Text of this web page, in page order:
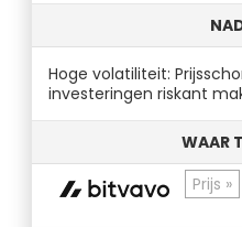
Hoge volatiliteit:
investeringen riskant
WAAR
Prijs »